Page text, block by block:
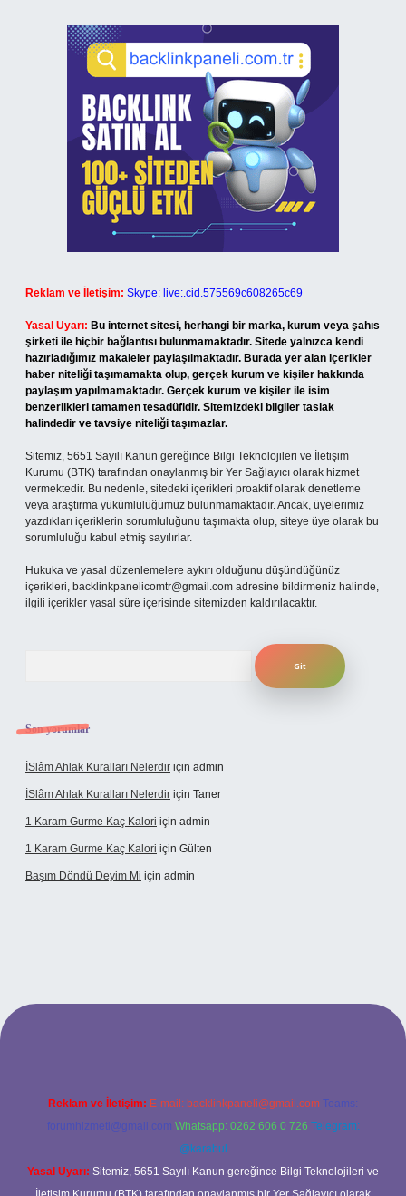
Reklam ve İletişim: Skype: live:.cid.575569c608265c69
Yasal Uyarı: Bu internet sitesi, herhangi bir marka, kurum veya şahıs
şirketi ile hiçbir bağlantısı bulunmamaktadır. Sitede yalnızca kendi
hazırladığımız makaleler paylaşılmaktadır. Burada yer alan içerikler
haber niteliği taşımamakta olup, gerçek kurum ve kişiler hakkında
paylaşım yapılmamaktadır. Gerçek kurum ve kişiler ile isim
benzerlikleri tamamen tesadüfidir. Sitemizdeki bilgiler taslak
halindedir ve tavsiye niteliği taşımazlar.
Sitemiz, 5651 Sayılı Kanun gereğince Bilgi Teknolojileri ve İletişim
Kurumu (BTK) tarafından onaylanmış bir Yer Sağlayıcı olarak hizmet
vermektedir. Bu nedenle, sitedeki içerikleri proaktif olarak denetleme
veya araştırma yükümlülüğümüz bulunmamaktadır. Ancak, üyelerimiz
yazdıkları içeriklerin sorumluluğunu taşımakta olup, siteye üye olarak bu
sorumluluğu kabul etmiş sayılırlar.
Hukuka ve yasal düzenlemelere aykırı olduğunu düşündüğünüz
içerikleri, backlinkpanelicomtr@gmail.com adresine bildirmeniz halinde,
ilgili içerikler yasal süre içerisinde sitemizden kaldırılacaktır.
Son yorumlar
İSlâm Ahlak Kuralları Nelerdir için admin
İSlâm Ahlak Kuralları Nelerdir için Taner
1 Karam Gurme Kaç Kalori için admin
1 Karam Gurme Kaç Kalori için Gülten
Başım Döndü Deyim Mi için admin
Reklam ve İletişim: E-mail: backlinkpaneli@gmail.com Teams:
forumhizmeti@gmail.com Whatsapp: 0262 606 0 726 Telegram:
@karabul
Yasal Uyarı: Sitemiz, 5651 Sayılı Kanun gereğince Bilgi Teknolojileri ve